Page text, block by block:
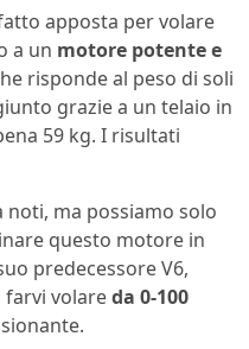
apposta per volare
a un motore potente e
risponde al peso di soli
grazie a un telaio in
59 kg. I risultati
ma possiamo solo
questo motore in
predecessore V6,
volareda 0-100